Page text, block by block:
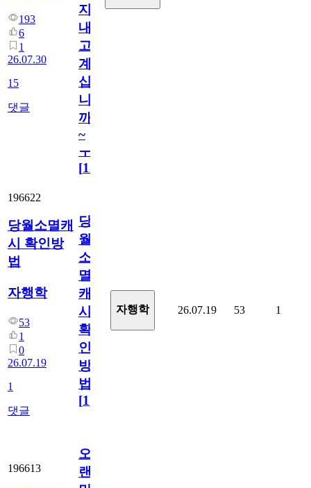
193
6
1
26.07.30
15
댓글
지
내
고
계
십
니
까
~
ㅜ
[15
196622
당월소멸캐
시 확인방
법
자행학
53
1
0
26.07.19
1
댓글
당
월
소
멸
캐
시
확
인
방
법
[1]
자행학 26.07.19 53 1
196613
오
랜